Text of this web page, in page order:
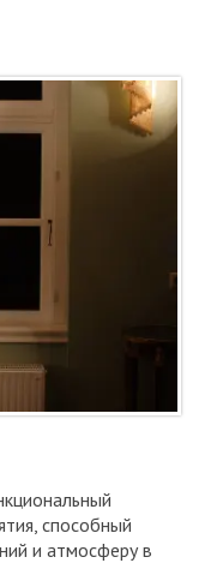
способный
и атмосферу в